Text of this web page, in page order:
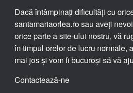
Dacă întâmpinați dificultăți cu
santamariaorlea.ro sau aveți
orice parte a site-ului nostru, vă
în timpul orelor de lucru normale,
mai jos și vom fi bucuroși să vă
Contactează-ne